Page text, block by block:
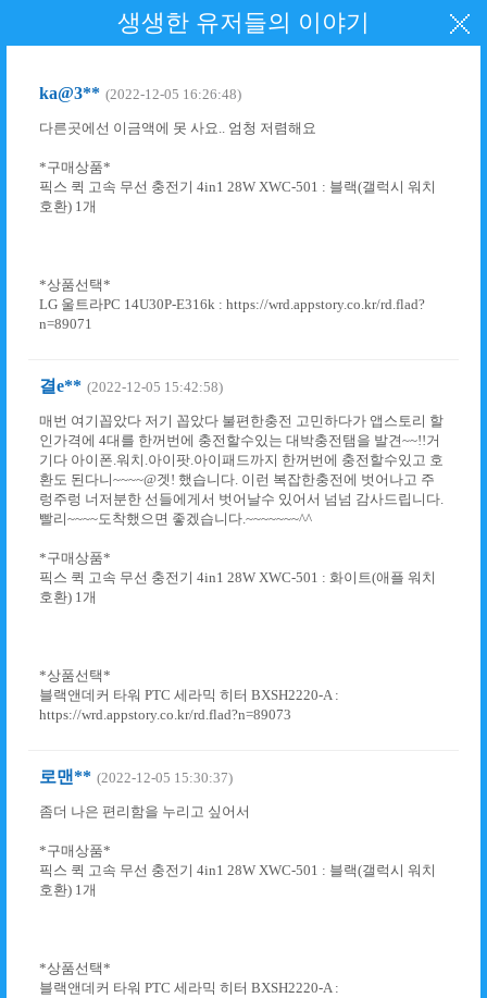
생생한 유저들의 이야기
ka@3** (2022-12-05 16:26:48)
다른곳에선 이금액에 못 사요.. 엄청 저렴해요
*구매상품*
픽스 퀵 고속 무선 충전기 4in1 28W XWC-501 : 블랙(갤럭시 워치
호환) 1개
*상품선택*
LG 울트라PC 14U30P-E316k : https://wrd.appstory.co.kr/rd.flad?
n=89071
결e** (2022-12-05 15:42:58)
매번 여기꼽았다 저기 꼽았다 불편한충전 고민하다가 앱스토리 할
인가격에 4대를 한꺼번에 충전할수있는 대박충전탬을 발견~~!!거
기다 아이폰.워치.아이팟.아이패드까지 한꺼번에 충전할수있고 호
환도 된다니~~~~@겟! 했습니다. 이런 복잡한충전에 벗어나고 주
렁주렁 너저분한 선들에게서 벗어날수 있어서 넘넘 감사드립니다.
빨리~~~~도착했으면 좋겠습니다.~~~~~~~^^
*구매상품*
픽스 퀵 고속 무선 충전기 4in1 28W XWC-501 : 화이트(애플 워치
호환) 1개
*상품선택*
블랙앤데커 타워 PTC 세라믹 히터 BXSH2220-A :
https://wrd.appstory.co.kr/rd.flad?n=89073
로맨** (2022-12-05 15:30:37)
좀더 나은 편리함을 누리고 싶어서
*구매상품*
픽스 퀵 고속 무선 충전기 4in1 28W XWC-501 : 블랙(갤럭시 워치
호환) 1개
*상품선택*
블랙앤데커 타워 PTC 세라믹 히터 BXSH2220-A :